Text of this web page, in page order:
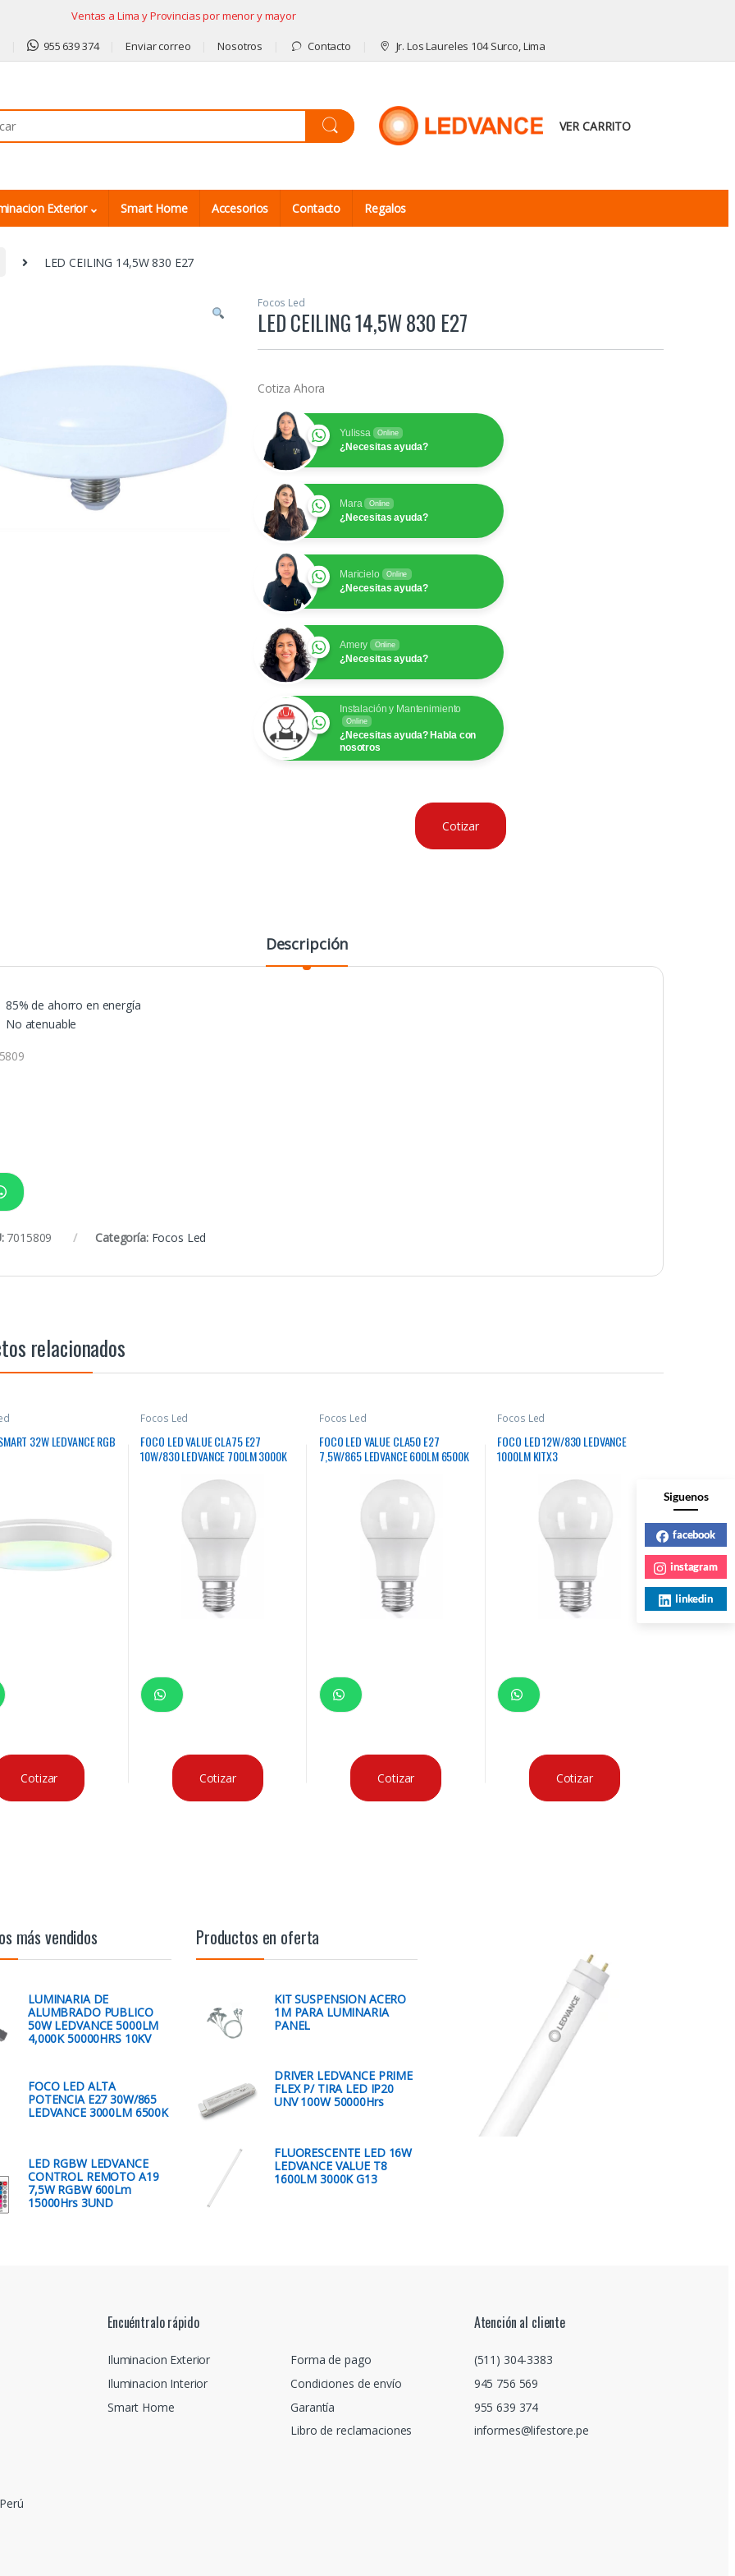
Ventas a Lima y Provincias por menor y mayor
955 639 374 Enviar correo Nosotros Contacto Jr. Los Laureles 104 Surco, Lima
VER CARRITO
Exterior Smart Home Accesorios Contacto Regalos
LED CEILING 14,5W 830 E27
Focos Led
LED CEILING 14,5W 830 E27
Cotiza Ahora
Yulissa Online
¿Necesitas ayuda?
Mara Online
¿Necesitas ayuda?
Maricielo Online
¿Necesitas ayuda?
Amery Online
¿Necesitas ayuda?
Instalación y Mantenimiento
Online
¿Necesitas ayuda? Habla con
nosotros
Cotizar
Descripción
85% de ahorro en energía
No atenuable
7015809 Categoría: Focos Led
relacionados
32W LEDVANCE RGB
Cotizar
Focos Led
FOCO LED VALUE CLA75 E27
10W/830 LEDVANCE 700LM 3000K
Cotizar
Focos Led
FOCO LED VALUE CLA50 E27
7,5W/865 LEDVANCE 600LM 6500K
Cotizar
Focos Led
FOCO LED 12W/830 LEDVANCE
1000LM KITX3
Cotizar
más vendidos
LUMINARIA DE
ALUMBRADO PUBLICO
50W LEDVANCE 5000LM
4,000K 50000HRS 10KV
FOCO LED ALTA
POTENCIA E27 30W/865
LEDVANCE 3000LM 6500K
LED RGBW LEDVANCE
CONTROL REMOTO A19
7,5W RGBW 600Lm
15000Hrs 3UND
Productos en oferta
KIT SUSPENSION ACERO
1M PARA LUMINARIA
PANEL
DRIVER LEDVANCE PRIME
FLEX P/ TIRA LED IP20
UNV 100W 50000Hrs
FLUORESCENTE LED 16W
LEDVANCE VALUE T8
1600LM 3000K G13
Encuéntralo rápido
Iluminacion Exterior
Iluminacion Interior
Smart Home
Forma de pago
Condiciones de envío
Garantía
Libro de reclamaciones
Atención al cliente
(511) 304-3383
945 756 569
955 639 374
informes@lifestore.pe
Siguenos
facebook
instagram
linkedin